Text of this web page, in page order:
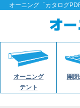
オーニング「カタログ
オーニング
テント
開